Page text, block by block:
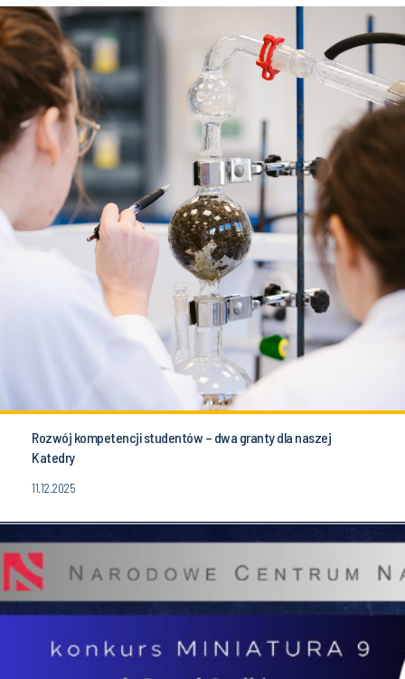
Rozwój kompetencji studentów – dwa granty dla naszej
Katedry
11.12.2025